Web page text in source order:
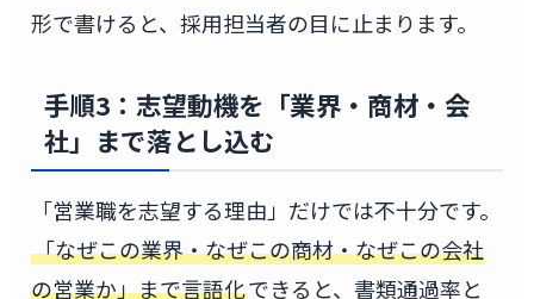
形で書けると、採用担当者の目に止まります。
手順3：志望動機を「業界・商材・会
社」まで落とし込む
「営業職を志望する理由」だけでは不十分です。
「なぜこの業界・なぜこの商材・なぜこの会社
の営業か」まで言語化できると、書類通過率と